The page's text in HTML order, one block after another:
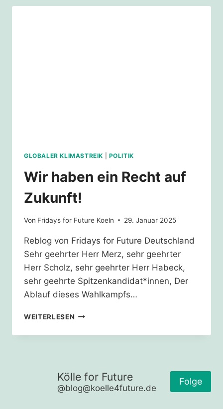
AUF
GLOBALER KLIMASTREIK POLITIK
Wir haben ein Recht auf
Zukunft!
Von Fridays for Future Koeln 29. Januar 2025
Reblog von Fridays for Future Deutschland
Sehr geehrter Herr Merz, sehr geehrter
Herr Scholz, sehr geehrter Herr Habeck,
sehr geehrte Spitzenkandidat*innen, Der
Ablauf dieses Wahlkampfs…
WEITERLESEN WIR
EIN
Kölle for Future
@blog@koelle4future.de
Folge